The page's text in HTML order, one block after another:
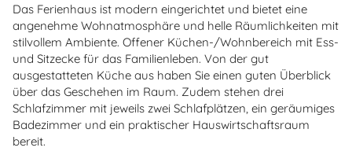
Das Ferienhaus ist modern eingerichtet und bietet eine
angenehme Wohnatmosphäre und helle Räumlichkeiten mit
stilvollem Ambiente. Offener Küchen-/Wohnbereich mit Ess-
und Sitzecke für das Familienleben. Von der gut
ausgestatteten Küche aus haben Sie einen guten Überblick
über das Geschehen im Raum. Zudem stehen drei
Schlafzimmer mit jeweils zwei Schlafplätzen, ein geräumiges
Badezimmer und ein praktischer Hauswirtschaftsraum
bereit.